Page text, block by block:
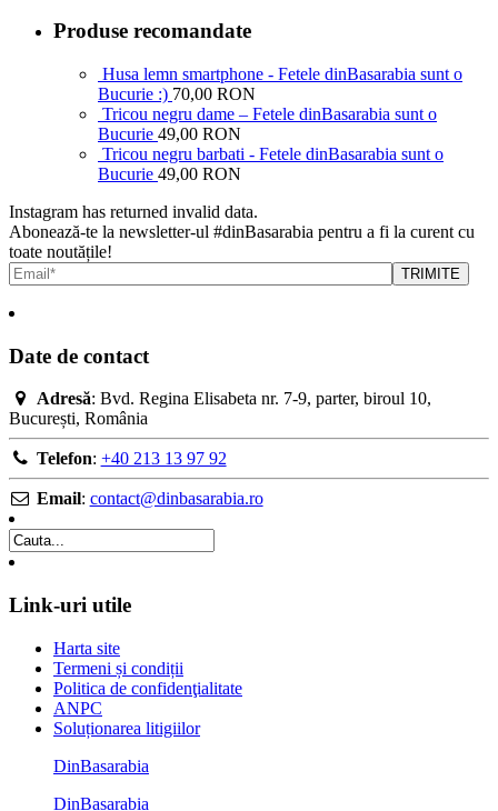
Produse recomandate
Husa lemn smartphone - Fetele dinBasarabia sunt o
Bucurie :) 70,00 RON
Tricou negru dame – Fetele dinBasarabia sunt o
Bucurie 49,00 RON
Tricou negru barbati - Fetele dinBasarabia sunt o
Bucurie 49,00 RON
Instagram has returned invalid data.
Abonează-te la newsletter-ul #dinBasarabia pentru a fi la curent cu
toate noutățile!
Date de contact
Adresă: Bvd. Regina Elisabeta nr. 7-9, parter, biroul 10,
București, România
Telefon: +40 213 13 97 92
Email: contact@dinbasarabia.ro
Link-uri utile
Harta site
Termeni și condiții
Politica de confidenţialitate
ANPC
Soluționarea litigiilor
DinBasarabia
DinBasarabia